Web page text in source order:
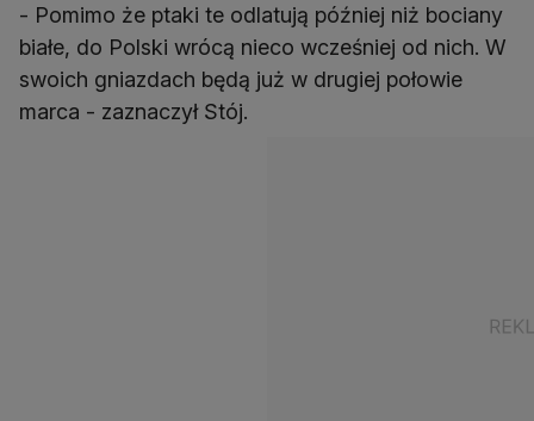
- Pomimo że ptaki te odlatują później niż bociany
białe, do Polski wrócą nieco wcześniej od nich. W
swoich gniazdach będą już w drugiej połowie
marca - zaznaczył Stój.